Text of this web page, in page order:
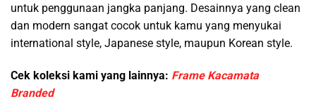
untuk penggunaan jangka panjang. Desainnya yang clean
dan modern sangat cocok untuk kamu yang menyukai
international style, Japanese style, maupun Korean style.
Cek koleksi kami yang lainnya: Frame Kacamata
Branded